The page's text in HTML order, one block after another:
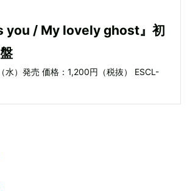
you / My lovely ghost』初
水）発売 価格：1,200円（税抜） ESCL-